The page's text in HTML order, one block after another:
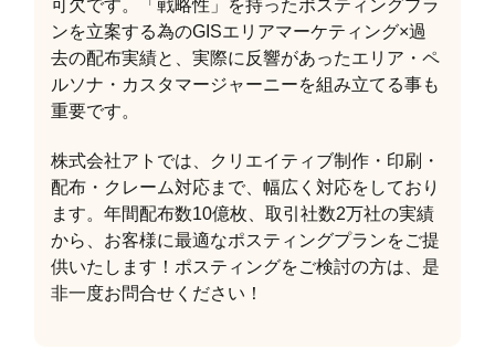
可欠です。「戦略性」を持ったポスティングプラ
ンを立案する為のGISエリアマーケティング×過
去の配布実績と、実際に反響があったエリア・ペ
ルソナ・カスタマージャーニーを組み立てる事も
重要です。
株式会社アトでは、クリエイティブ制作・印刷・
配布・クレーム対応まで、幅広く対応をしており
ます。年間配布数10億枚、取引社数2万社の実績
から、お客様に最適なポスティングプランをご提
供いたします！ポスティングをご検討の方は、是
非一度お問合せください！